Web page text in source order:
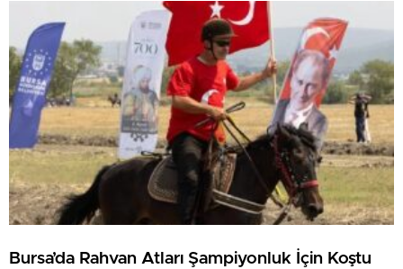
Bursa’da Rahvan Atları Şampiyonluk İçin Koştu